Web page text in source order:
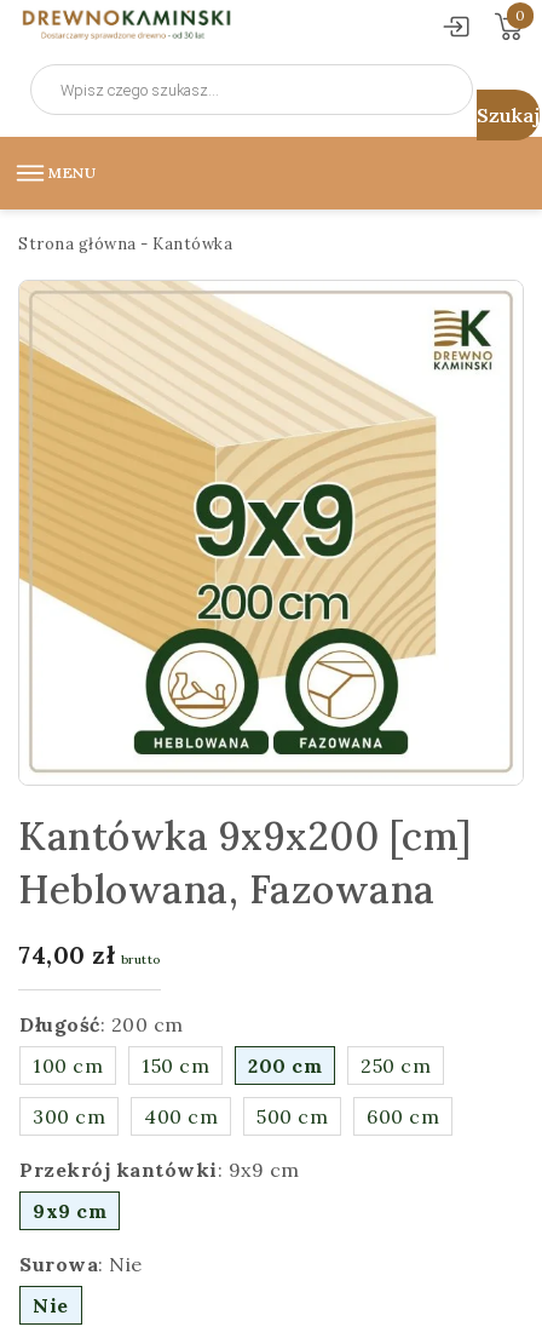
0
Wyszukiwarka
produktów
MENU
Strona główna - Kantówka
Kantówka 9x9x200 [cm]
Heblowana, Fazowana
74,00 zł brutto
Długość: 200 cm
100 cm
150 cm 200 cm 250 cm
300 cm 400 cm 500 cm 600 cm
Przekrój kantówki: 9x9 cm
9x9 cm
Surowa: Nie
Nie